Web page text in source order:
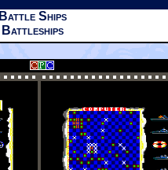
Battle Ships
Battleships